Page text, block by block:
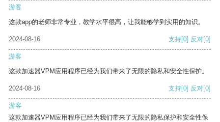
游客
这款app的老师非常专业，教学水平很高，让我能够学到实用的知识。
2024-08-16 支持[0] 反对[0]
游客
这款加速器VPM应用程序已经为我们带来了无限的隐私和安全性保护。
2024-08-16 支持[0] 反对[0]
游客
这款加速器VPM应用程序已经为我们带来了无限的隐私保护和安全性保